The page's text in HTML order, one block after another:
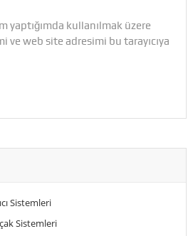
yaptığımda kullanılmak üzere
ve web site adresimi bu tarayıcıya
Sistemleri
Sistemleri